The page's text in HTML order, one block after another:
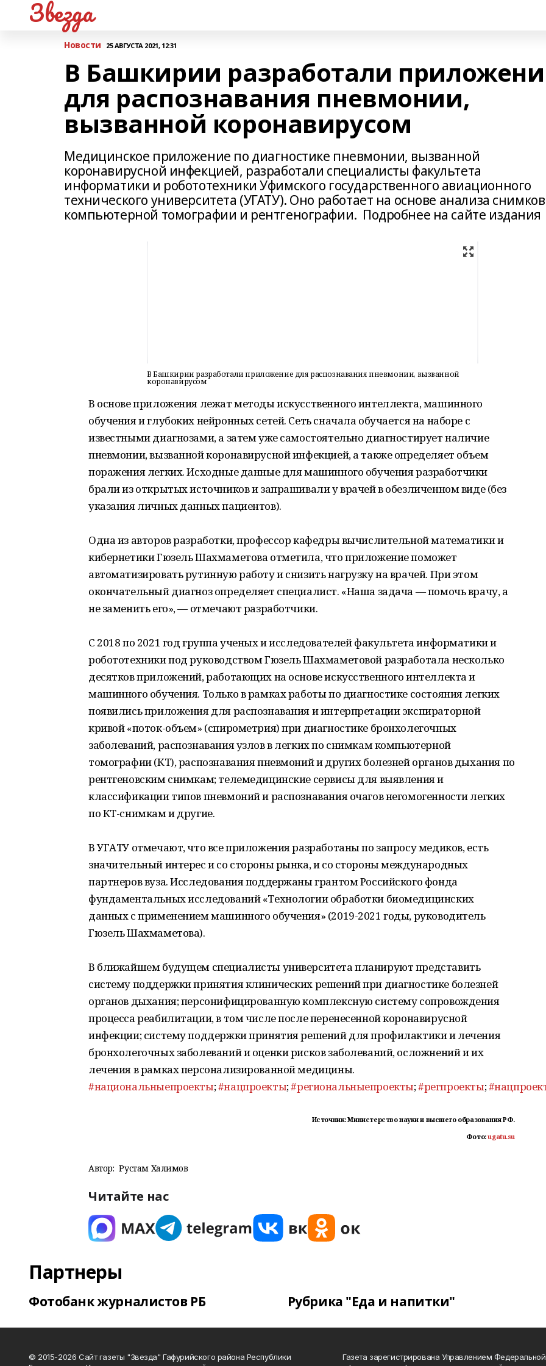
Звезда
Новости 25 АВГУСТА 2021, 12:31
В Башкирии разработали
для распознавания пневмонии,
вызванной коронавирусом
Медицинское приложение по диагностике пневмонии, вызванной
коронавирусной инфекцией, разработали специалисты факультета
информатики и робототехники Уфимского государственного авиационного
технического университета (УГАТУ). Оно работает на основе анализа снимков
компьютерной томографии и рентгенографии. Подробнее на сайте издания
В Башкирии разработали приложение для распознавания пневмонии, вызванной
коронавирусом
В основе приложения лежат методы искусственного интеллекта, машинного
обучения и глубоких нейронных сетей. Сеть сначала обучается на наборе с
известными диагнозами, а затем уже самостоятельно диагностирует наличие
пневмонии, вызванной коронавирусной инфекцией, а также определяет объем
поражения легких. Исходные данные для машинного обучения разработчики
брали из открытых источников и запрашивали у врачей в обезличенном виде (без
указания личных данных пациентов).
Одна из авторов разработки, профессор кафедры вычислительной математики и
кибернетики Гюзель Шахмаметова отметила, что приложение поможет
автоматизировать рутинную работу и снизить нагрузку на врачей. При этом
окончательный диагноз определяет специалист. «Наша задача ― помочь врачу, а
не заменить его», ― отмечают разработчики.
С 2018 по 2021 год группа ученых и исследователей факультета информатики и
робототехники под руководством Гюзель Шахмаметовой разработала несколько
десятков приложений, работающих на основе искусственного интеллекта и
машинного обучения. Только в рамках работы по диагностике состояния легких
появились приложения для распознавания и интерпретации экспираторной
кривой «поток-объем» (спирометрия) при диагностике бронхолегочных
заболеваний, распознавания узлов в легких по снимкам компьютерной
томографии (КТ), распознавания пневмоний и других болезней органов дыхания по
рентгеновским снимкам; телемедицинские сервисы для выявления и
классификации типов пневмоний и распознавания очагов негомогенности легких
по КТ-снимкам и другие.
В УГАТУ отмечают, что все приложения разработаны по запросу медиков, есть
значительный интерес и со стороны рынка, и со стороны международных
партнеров вуза. Исследования поддержаны грантом Российского фонда
фундаментальных исследований «Технологии обработки биомедицинских
данных с применением машинного обучения» (2019-2021 годы, руководитель
Гюзель Шахмаметова).
В ближайшем будущем специалисты университета планируют представить
систему поддержки принятия клинических решений при диагностике болезней
органов дыхания; персонифицированную комплексную систему сопровождения
процесса реабилитации, в том числе после перенесенной коронавирусной
инфекции; систему поддержки принятия решений для профилактики и лечения
бронхолегочных заболеваний и оценки рисков заболеваний, осложнений и их
лечения в рамках персонализированной медицины.
#национальныепроекты;#нацпроекты;#региональныепроекты;#регпроекты;
Источник: Министерство науки и высшего образования РФ.
Фото:ugatu.su
Автор: Рустам Халимов
Читайте нас
Партнеры
Фотобанк журналистов РБ Рубрика "Еда и напитки"
© 2015-2026 Сайт газеты "Звезда" Гафурийского района Республики
Газета зарегистрирована Управлением